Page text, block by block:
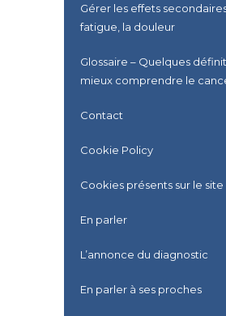
Gérer les effets
fatigue, la douleur
Glossaire – Quelques
mieux comprendre le
Contact
Cookie Policy
Cookies présents sur le site
En parler
L’annonce du diagnostic
En parler à ses proches